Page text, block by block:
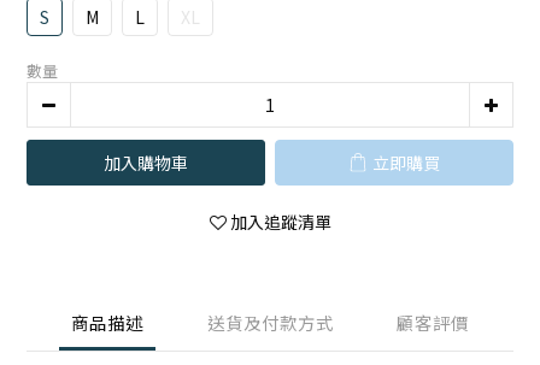
S M L XL
數量
加入購物車 立即購買
加入追蹤清單
商品描述 送貨及付款方式 顧客評價